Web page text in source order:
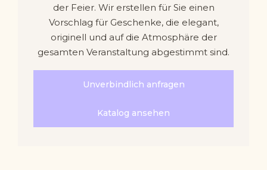
der Feier. Wir erstellen für Sie einen
Vorschlag für Geschenke, die elegant,
originell und auf die Atmosphäre der
gesamten Veranstaltung abgestimmt sind.
Unverbindlich anfragen
Katalog ansehen